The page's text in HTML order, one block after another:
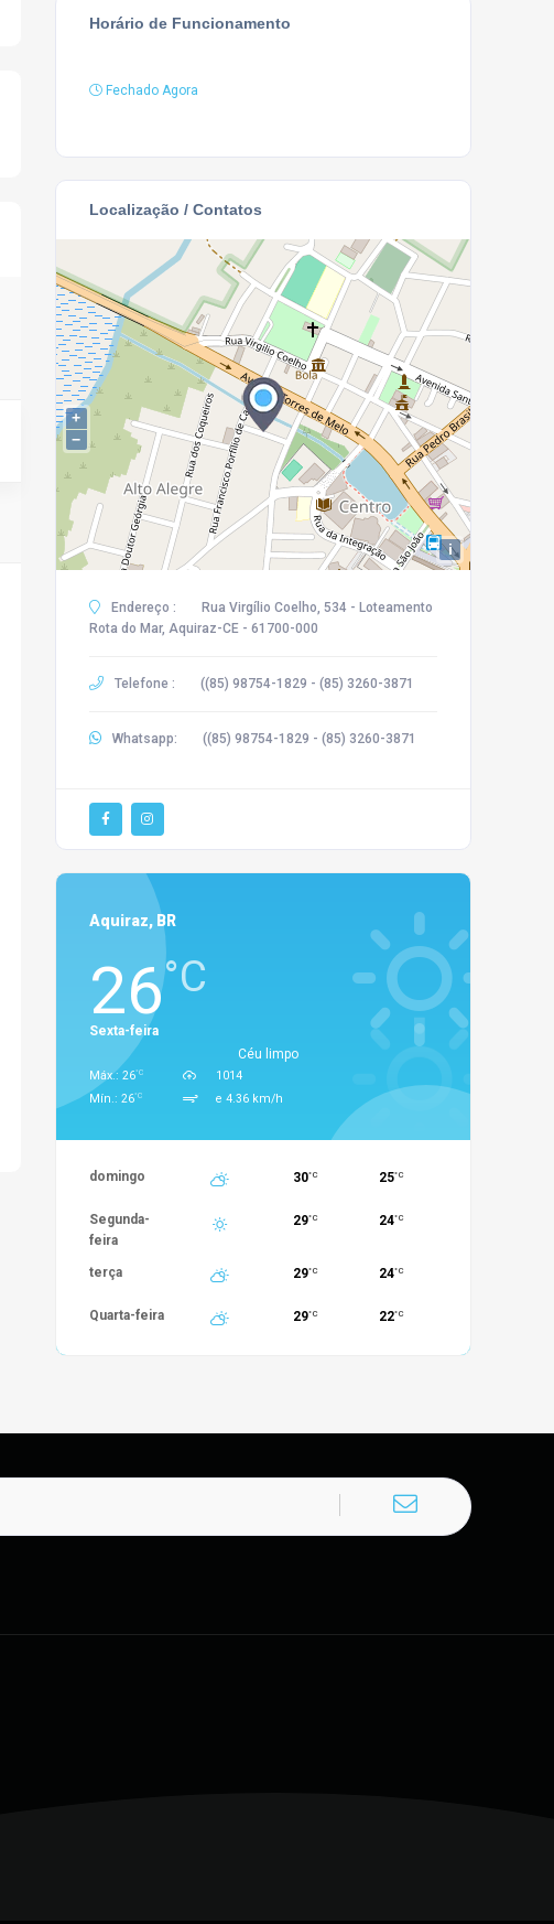
Horário de Funcionamento
Fechado Agora
Localização / Contatos
+
−
i
Endereço :
Rua Virgílio Coelho, 534 - Loteamento
Rota do Mar, Aquiraz-CE - 61700-000
Telefone : ((85) 98754-1829 - (85) 3260-3871
Whatsapp: ((85) 98754-1829 - (85) 3260-3871
Aquiraz, BR
26°C
Céu limpo
Sexta-feira
Máx.: 26°C
Mín.: 26°C
1014
e 4.36 km/h
domingo 30°C 25°C
Segunda-
feira
29°C 24°C
terça 29°C 24°C
Quarta-feira 29°C 22°C